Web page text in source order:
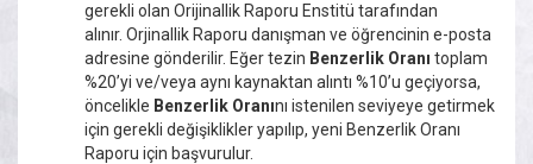
gerekli olan Orijinallik Raporu Enstitü tarafından
alınır. Orjinallik Raporu danışman ve öğrencinin e-posta
adresine gönderilir. Eğer tezin Benzerlik Oranı toplam
%20’yi ve/veya aynı kaynaktan alıntı %10’u geçiyorsa,
öncelikle Benzerlik Oranını istenilen seviyeye getirmek
için gerekli değişiklikler yapılıp, yeni Benzerlik Oranı
Raporu için başvurulur.